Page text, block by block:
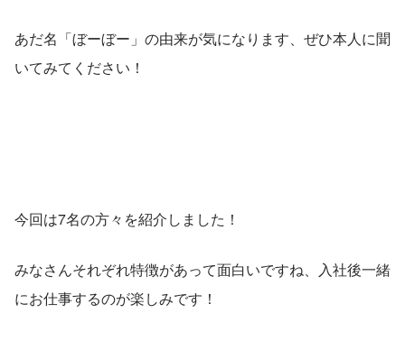
あだ名「ぼーぼー」の由来が気になります、ぜひ本人に聞
いてみてください！
今回は7名の方々を紹介しました！
みなさんそれぞれ特徴があって面白いですね、入社後一緒
にお仕事するのが楽しみです！